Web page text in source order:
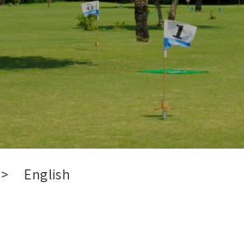
> English